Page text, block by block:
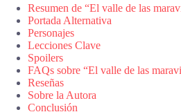
Resumen de “El valle de las
Portada Alternativa
Personajes
Lecciones Clave
Spoilers
FAQs sobre “El valle de las
Reseñas
Sobre la Autora
Conclusión